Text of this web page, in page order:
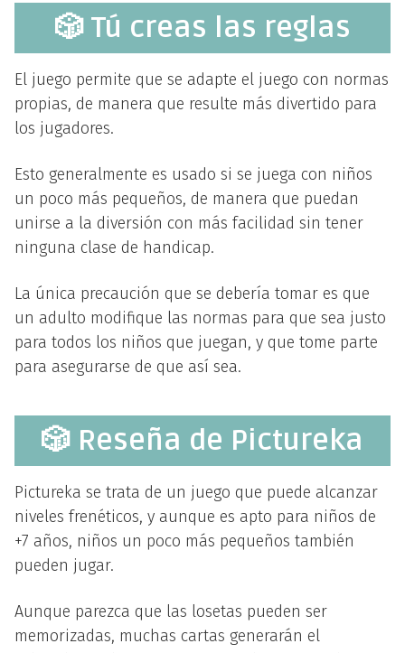
🎲 Tú creas las reglas
El juego permite que se adapte el juego con normas
propias, de manera que resulte más divertido para
los jugadores.
Esto generalmente es usado si se juega con niños
un poco más pequeños, de manera que puedan
unirse a la diversión con más facilidad sin tener
ninguna clase de handicap.
La única precaución que se debería tomar es que
un adulto modifique las normas para que sea justo
para todos los niños que juegan, y que tome parte
para asegurarse de que así sea.
🎲 Reseña de Pictureka
Pictureka se trata de un juego que puede alcanzar
niveles frenéticos, y aunque es apto para niños de
+7 años, niños un poco más pequeños también
pueden jugar.
Aunque parezca que las losetas pueden ser
memorizadas, muchas cartas generarán el